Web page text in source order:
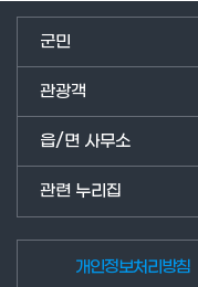
의
을
군민
관광객
읍/면 사무소
관련 누리집
개인정보처리방침